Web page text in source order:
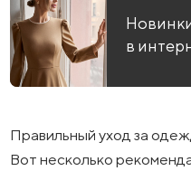
в
Правильный уход за
Вот несколько